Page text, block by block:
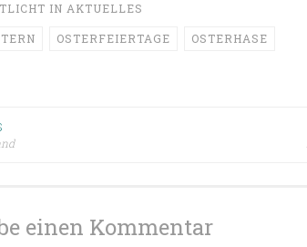
IN AKTUELLES
OSTERFEIERTAGE OSTERHASE
einen Kommentar